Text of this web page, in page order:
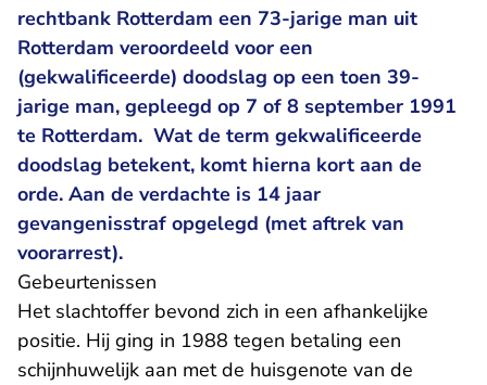
rechtbank Rotterdam een 73-jarige man uit
Rotterdam veroordeeld voor een
(gekwalificeerde) doodslag op een toen 39-
jarige man, gepleegd op 7 of 8 september 1991
te Rotterdam. Wat de term gekwalificeerde
doodslag betekent, komt hierna kort aan de
orde. Aan de verdachte is 14 jaar
gevangenisstraf opgelegd (met aftrek van
voorarrest).
Gebeurtenissen
Het slachtoffer bevond zich in een afhankelijke
positie. Hij ging in 1988 tegen betaling een
schijnhuwelijk aan met de huisgenote van de